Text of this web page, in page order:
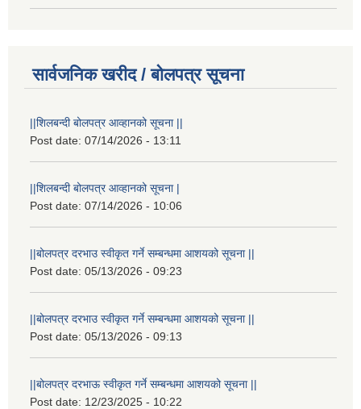
सार्वजनिक खरीद / बोलपत्र सूचना
||शिलबन्दी बोलपत्र आव्हानको सूचना ||
Post date: 07/14/2026 - 13:11
||शिलबन्दी बोलपत्र आव्हानको सूचना |
Post date: 07/14/2026 - 10:06
||बोलपत्र दरभाउ स्वीकृत गर्ने सम्बन्धमा आशयको सूचना ||
Post date: 05/13/2026 - 09:23
||बोलपत्र दरभाउ स्वीकृत गर्ने सम्बन्धमा आशयको सूचना ||
Post date: 05/13/2026 - 09:13
||बोलपत्र दरभाऊ स्वीकृत गर्ने सम्बन्धमा आशयको सूचना ||
Post date: 12/23/2025 - 10:22